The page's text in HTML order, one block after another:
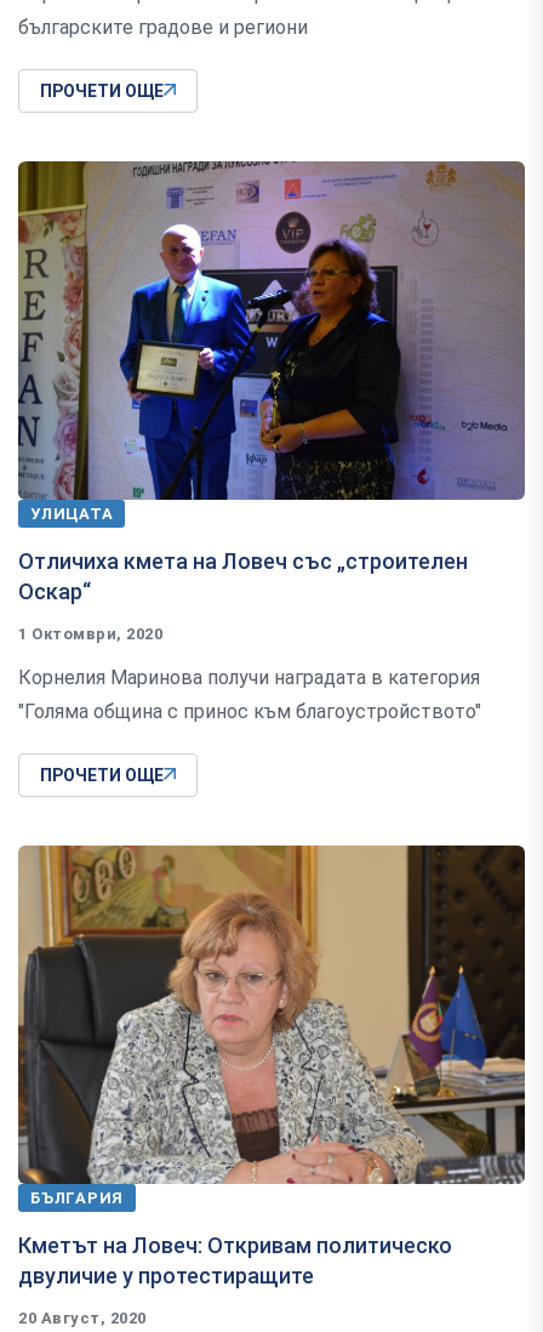
българските градове и региони
ПРОЧЕТИ ОЩЕ
УЛИЦАТА
Отличиха кмета на Ловеч със „строителен
Оскар“
1 Октомври, 2020
Корнелия Маринова получи наградата в категория
"Голяма община с принос към благоустройството"
ПРОЧЕТИ ОЩЕ
БЪЛГАРИЯ
Кметът на Ловеч: Откривам политическо
двуличие у протестиращите
20 Август, 2020